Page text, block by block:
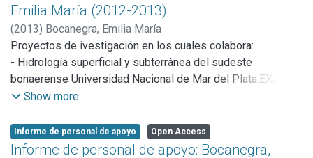
curso de perfeccionamiento.
Emilia María (2012-2013)
(2013) Bocanegra, Emilia María
Proyectos de ivestigación en los cuales colabora:
- Hidrología superficial y subterránea del sudeste
bonaerense Universidad Nacional de Mar del Plata.EXA
606/12. Duración: 2012-2013.
Show more
Informe de personal de apoyo Open Access
Informe de personal de apoyo: Bocanegra,